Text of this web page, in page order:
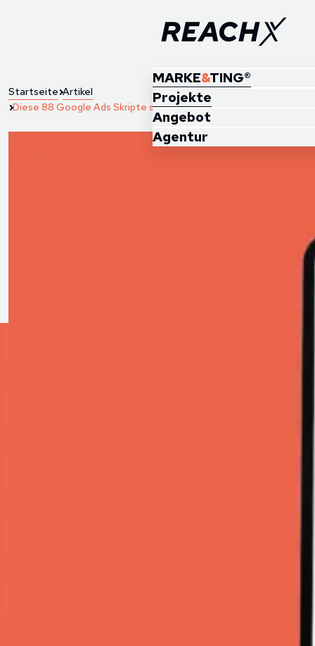
MARKE&TING®
Projekte
Angebot
Agentur
Startseite Artikel
Diese 88 Google Ads Skripte solltest du kennen!